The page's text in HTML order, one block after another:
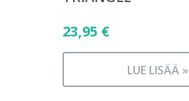
23,95 €
LUE LISÄÄ »